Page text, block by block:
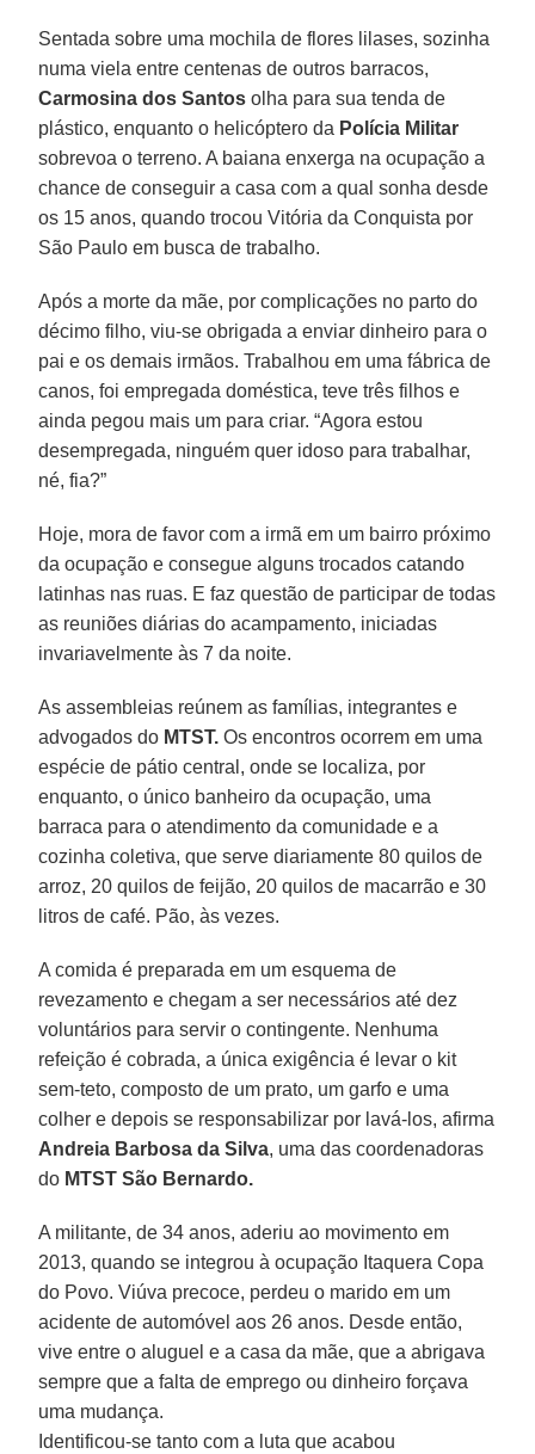
Sentada sobre uma mochila de flores lilases, sozinha
numa viela entre centenas de outros barracos,
Carmosina dos Santos olha para sua tenda de
plástico, enquanto o helicóptero da Polícia Militar
sobrevoa o terreno. A baiana enxerga na ocupação a
chance de conseguir a casa com a qual sonha desde
os 15 anos, quando trocou Vitória da Conquista por
São Paulo em busca de trabalho.
Após a morte da mãe, por complicações no parto do
décimo filho, viu-se obrigada a enviar dinheiro para o
pai e os demais irmãos. Trabalhou em uma fábrica de
canos, foi empregada doméstica, teve três filhos e
ainda pegou mais um para criar. “Agora estou
desempregada, ninguém quer idoso para trabalhar,
né, fia?”
Hoje, mora de favor com a irmã em um bairro próximo
da ocupação e consegue alguns trocados catando
latinhas nas ruas. E faz questão de participar de todas
as reuniões diárias do acampamento, iniciadas
invariavelmente às 7 da noite.
As assembleias reúnem as famílias, integrantes e
advogados do MTST. Os encontros ocorrem em uma
espécie de pátio central, onde se localiza, por
enquanto, o único banheiro da ocupação, uma
barraca para o atendimento da comunidade e a
cozinha coletiva, que serve diariamente 80 quilos de
arroz, 20 quilos de feijão, 20 quilos de macarrão e 30
litros de café. Pão, às vezes.
A comida é preparada em um esquema de
revezamento e chegam a ser necessários até dez
voluntários para servir o contingente. Nenhuma
refeição é cobrada, a única exigência é levar o kit
sem-teto, composto de um prato, um garfo e uma
colher e depois se responsabilizar por lavá-los, afirma
Andreia Barbosa da Silva, uma das coordenadoras
do MTST São Bernardo.
A militante, de 34 anos, aderiu ao movimento em
2013, quando se integrou à ocupação Itaquera Copa
do Povo. Viúva precoce, perdeu o marido em um
acidente de automóvel aos 26 anos. Desde então,
vive entre o aluguel e a casa da mãe, que a abrigava
sempre que a falta de emprego ou dinheiro forçava
uma mudança.
Identificou-se tanto com a luta que acabou